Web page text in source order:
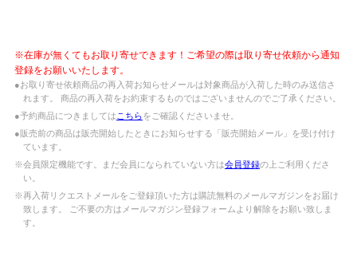
※在庫が無くてもお取り寄せできます！ご希望の際は取り寄せ依頼から通知
登録をお願いいたします。
●お取り寄せ依頼商品の再入荷お知らせメールは対象商品が入荷した時のみ送信さ
れます。 商品の再入荷をお約束するものではございませんのでご了承ください。
●予約商品につきましては こちらをご確認くださいませ。
●販売前の商品は販売開始したときにお知らせする「販売開始メール」を受け付け
ています。
※会員限定機能です。まだ会員になられていない方は会員登録の上ご利用くださ
い。
※再入荷リクエストメールをご登録頂いた方は購読無料のメールマガジンをお届け
致します。 ご不要の方はメールマガジン登録フォームより解除をお願い致しま
す。